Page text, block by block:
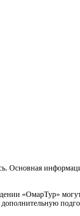
Основная
«ОмарТур»